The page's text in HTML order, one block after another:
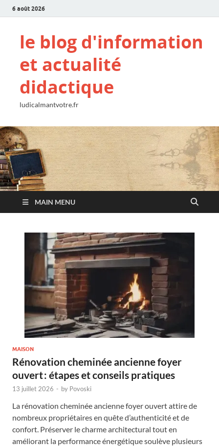
6 août 2026
le blog d'information
et actualité
didactique
ludicalmantvotre.fr
MAIN MENU
MAISON
Rénovation cheminée ancienne foyer
ouvert : étapes et conseils pratiques
13 juillet 2026 - by Povoski
La rénovation cheminée ancienne foyer ouvert attire de
nombreux propriétaires en quête d’authenticité et de
confort. Préserver le charme architectural tout en
améliorant la performance énergétique soulève plusieurs